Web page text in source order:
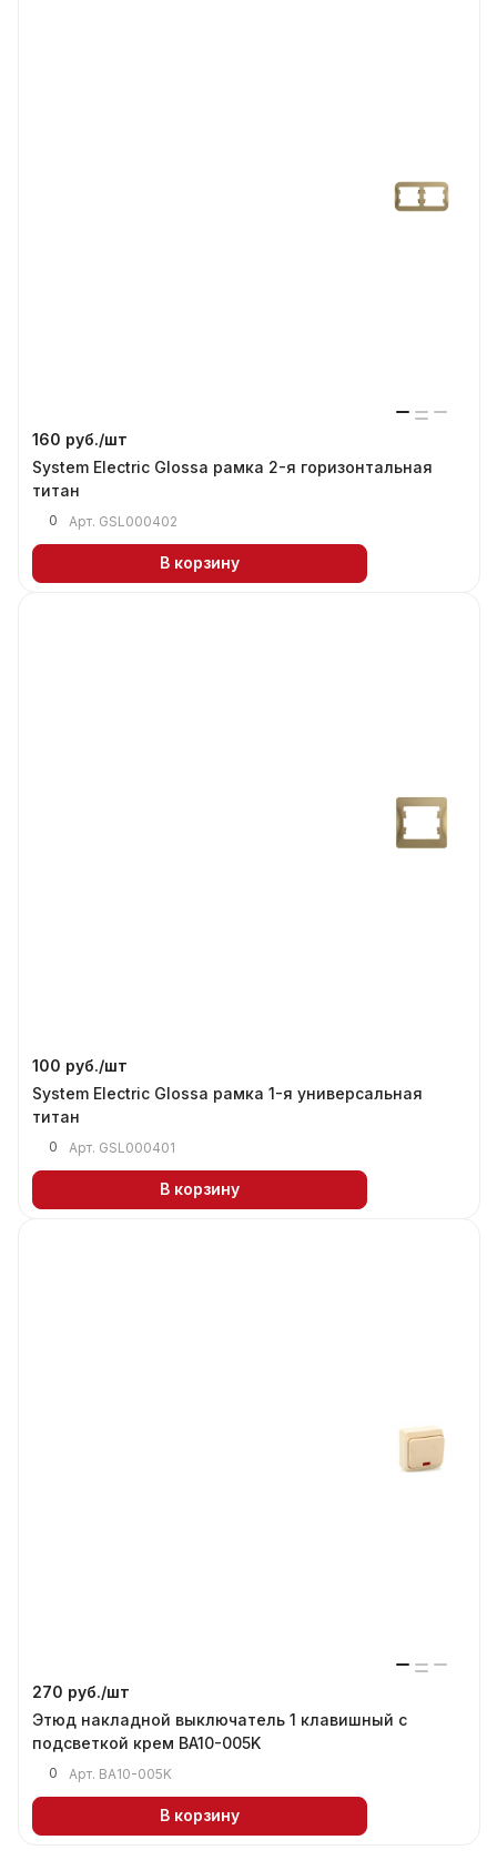
160 руб./шт
System Electric Glossa рамка 2-я горизонтальная
титан
0 Арт. GSL000402
В корзину
100 руб./шт
System Electric Glossa рамка 1-я универсальная
титан
0 Арт. GSL000401
В корзину
270 руб./шт
Этюд накладной выключатель 1 клавишный с
подсветкой крем BA10-005K
0 Арт. BA10-005K
В корзину